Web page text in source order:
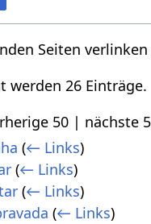
Seiten
werden 26 Einträge.
50 | nächste
(← Links)
(← Links)
(← Links)
(← Links)